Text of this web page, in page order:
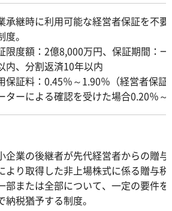
承継時に利用可能な経営者保証を不
度。
限度額：2億8,000万円、保証期間：
内、分割返済10年以内
保証料：0.45％～1.90％（経営者保証
ターによる確認を受けた場合0.20％～
企業の後継者が先代経営者からの贈
より取得した非上場株式に係る贈与
部または全部について、一定の要件
納税猶予する制度。